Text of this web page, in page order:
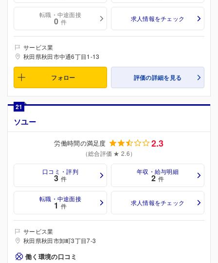
転職・中途面接
0 件 求人情報をチェック
サービス業
秋田県秋田市中通6丁目1-13
フォロー 評価の詳細を見る
21
ソユー
労働時間の満足度 2.3
（総合評価 ★ 2.6）
口コミ・評判
3 件
年収・給与明細
2 件
転職・中途面接
1 件 求人情報をチェック
サービス業
秋田県秋田市卸町3丁目7-3
働く環境の口コミ